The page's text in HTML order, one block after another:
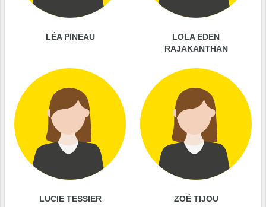
LÉA PINEAU
LOLA EDEN
RAJAKANTHAN
LUCIE TESSIER ZOÉ TIJOU